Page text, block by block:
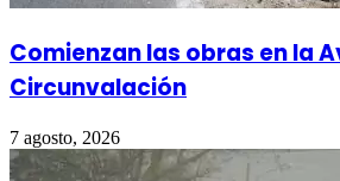
Comienzan las obras en la
Circunvalación
7 agosto, 2026